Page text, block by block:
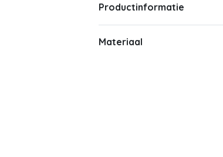
Productinformatie
Materiaal